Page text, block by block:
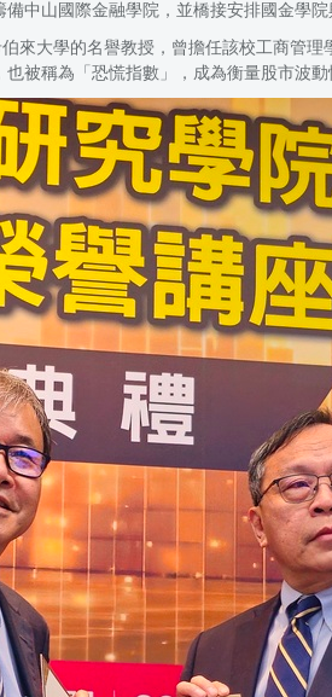
中山國際金融學院，並橋接安排國金學
大學的名譽教授，曾擔任該校工商管
被稱為「恐慌指數」，成為衡量股市波動